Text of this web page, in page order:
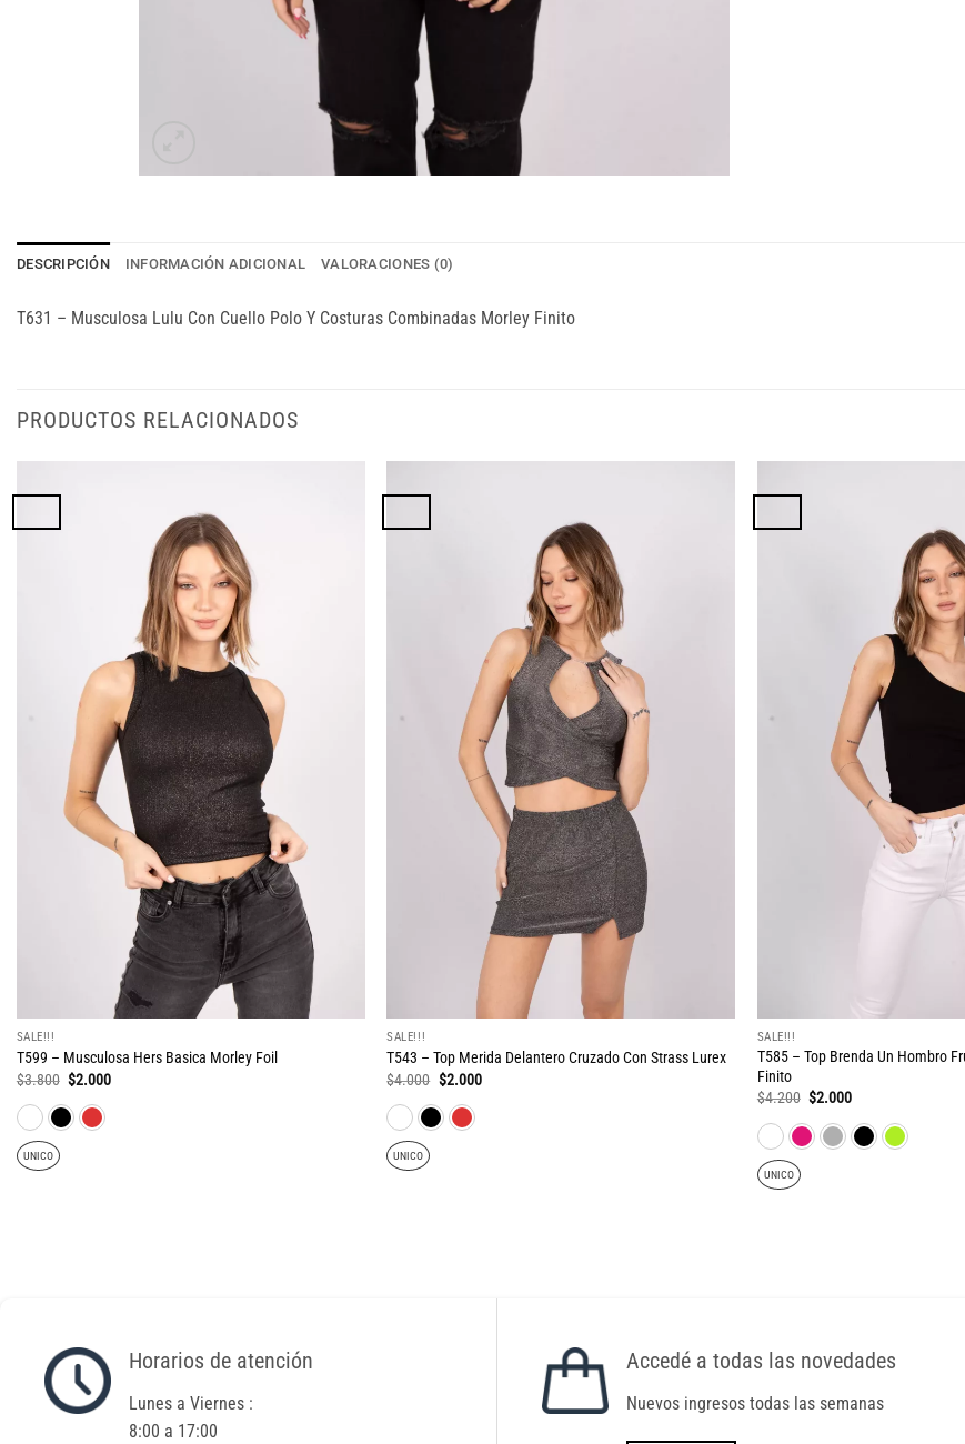
DESCRIPCIÓN INFORMACIÓN ADICIONAL VALORACIONES (0)
T631 – Musculosa Lulu Con Cuello Polo Y Costuras Combinadas Morley Finito
PRODUCTOS RELACIONADOS
SALE!!!
T599 – Musculosa Hers Basica Morley Foil
$3.800 El
original
era:
$2.000El
UNICO
SALE!!!
T543 – Top Merida Delantero Cruzado Con Strass Lurex
$4.000 El
original
era:
$2.000El
UNICO
SALE!!!
T585 – Top Brenda Un Hombro
Finito
$4.200 El
original
era:
$2.000El
actual
es:
UNICO
Horarios de atención
Lunes a Viernes :
8:00 a 17:00
Accedé a todas las novedades
Nuevos ingresos todas las semanas